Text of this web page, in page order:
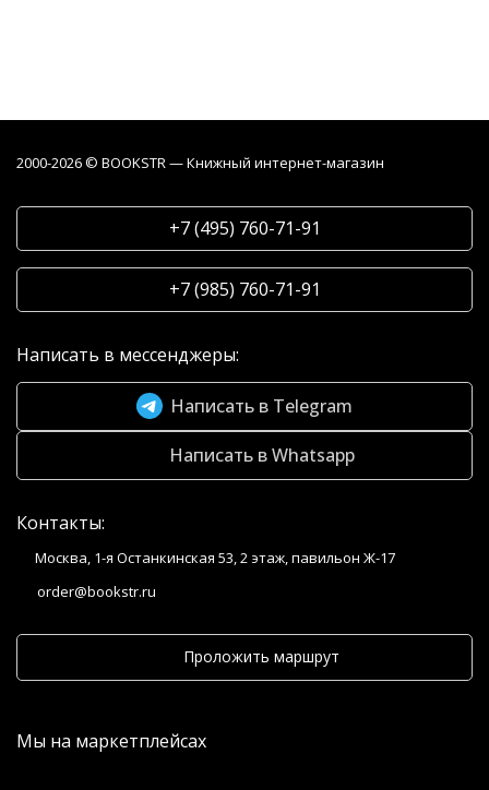
2000-2026 © BOOKSTR — Книжный интернет-магазин
+7 (495) 760-71-91
+7 (985) 760-71-91
Написать в мессенджеры:
Написать в Telegram
Написать в Whatsapp
Контакты:
Москва, 1-я Останкинская 53, 2 этаж, павильон Ж-17
order@bookstr.ru
Проложить маршрут
Мы на маркетплейсах